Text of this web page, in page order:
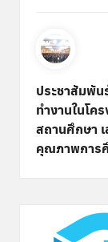
ประชาสัมพัน
ทำงานในโ
สถานศึกษา
คุณภาพการ